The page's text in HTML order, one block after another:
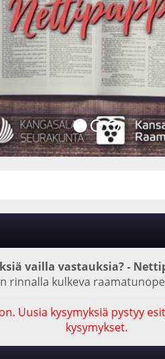
vailla vastauksia? -
rinnalla kulkeva
Uusia kysymyksiä pystyy
kysymykset.